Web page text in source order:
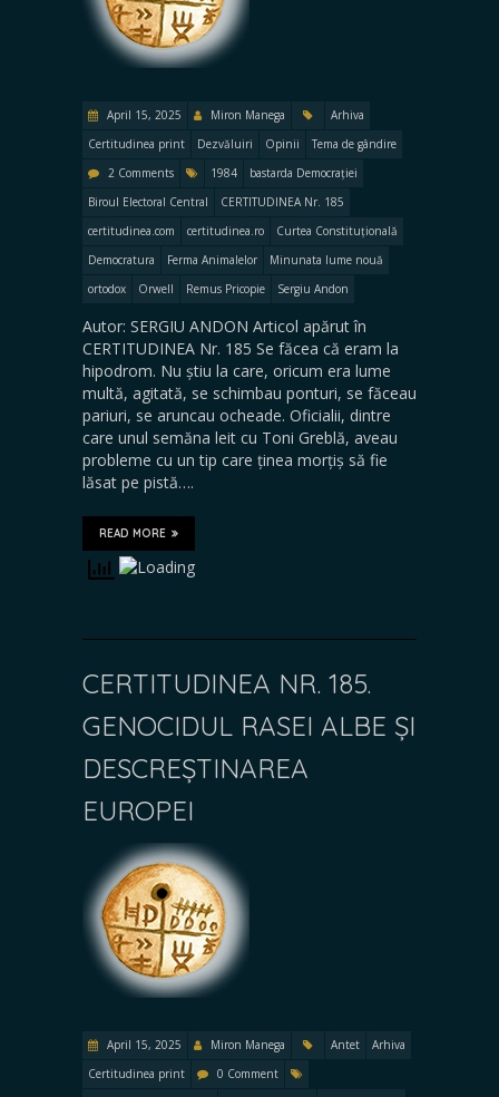
April 15, 2025 Miron Manega
Arhiva
Certitudinea print
Dezvăluiri Opinii
Tema de gândire
2 Comments
1984
bastarda Democrației
Biroul Electoral Central
CERTITUDINEA Nr. 185
certitudinea.com
certitudinea.ro
Curtea Constituțională
Democratura
Ferma Animalelor
Minunata lume nouă
ortodox
Orwell Remus Pricopie Sergiu Andon
Autor: SERGIU ANDON Articol apărut în
CERTITUDINEA Nr. 185 Se făcea că eram la
hipodrom. Nu știu la care, oricum era lume
multă, agitată, se schimbau ponturi, se făceau
pariuri, se aruncau ocheade. Oficialii, dintre
care unul semăna leit cu Toni Greblă, aveau
probleme cu un tip care ținea morțiș să fie
lăsat pe pistă….
READ MORE
CERTITUDINEA NR. 185.
GENOCIDUL RASEI ALBE ȘI
DESCREȘTINAREA
EUROPEI
April 15, 2025 Miron Manega Antet
Arhiva
Certitudinea print
0 Comment